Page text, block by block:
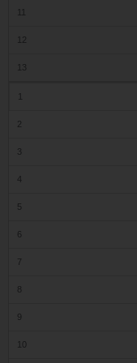
12
13
1
2
3
4
5
6
7
8
9
10